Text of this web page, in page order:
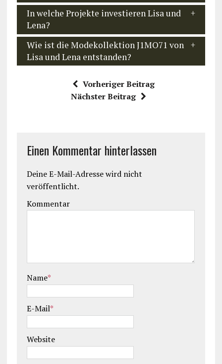
In welche Projekte investieren Lisa und
Lena?
Wie ist die Modekollektion J1MO71 von
Lisa und Lena entstanden?
Vorheriger Beitrag
Nächster Beitrag
Einen Kommentar hinterlassen
Deine E-Mail-Adresse wird nicht
veröffentlicht.
Kommentar
Name*
E-Mail*
Website